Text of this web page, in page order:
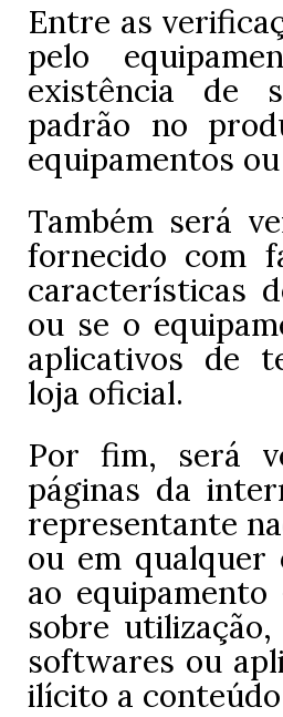
Entre as
pelo
existência de
padrão no
equipamentos
Também será
fornecido com
características
ou se o
aplicativos de
loja oficial.
Por fim, será
páginas da
representante
ou em qualquer
ao
sobre
softwares ou
ilícito a